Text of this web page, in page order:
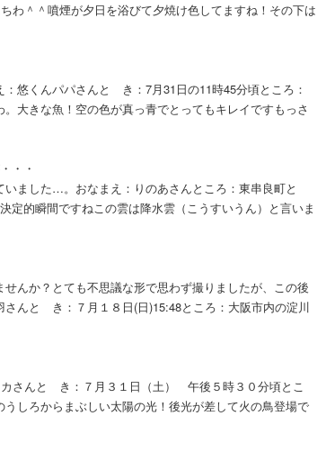
わ＾＾噴煙が夕日を浴びて夕焼け色してますね！その下は
悠くんパパさんと き：7月31日の11時45分頃ところ：
大きな魚！空の色が真っ青でとってもキレイですもっさ
・・
いました…。おなまえ：りのあさんところ：東串良町と
定的瞬間ですねこの雲は降水雲（こうすいうん）と言いま
んか？とても不思議な形で思わず撮りましたが、この後
さんと き：７月１８日(日)15:48ところ：大阪市内の淀川
さんと き：７月３１日（土） 午後５時３０分頃とこ
しろからまぶしい太陽の光！後光が差して火の鳥登場で